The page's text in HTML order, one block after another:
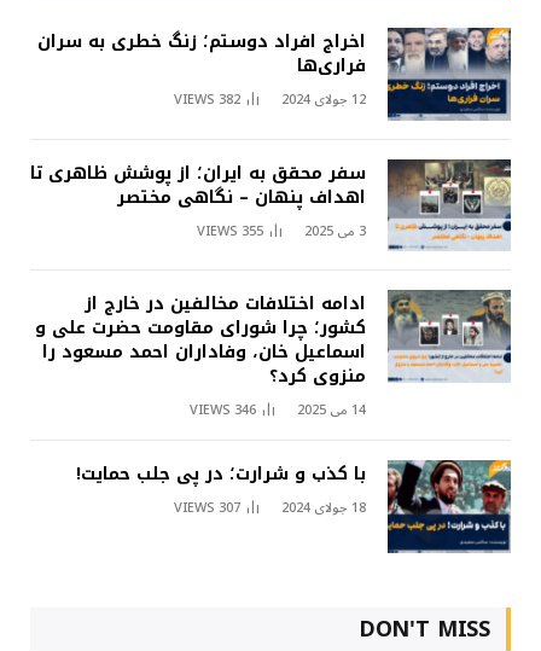
اخراج افراد دوستم؛ زنگ خطری به سران
فراری‌ها
12 جولای 2024 382
VIEWS
سفر محقق به ایران؛ از پوشش ظاهری تا
اهداف پنهان – نگاهی مختصر
3 می 2025 355
VIEWS
ادامه اختلافات مخالفین در خارج از
کشور؛ چرا شورای مقاومت حضرت علی و
اسماعیل خان، وفاداران احمد مسعود را
منزوی کرد؟
14 می 2025 346
VIEWS
با کذب و شرارت؛ در پی جلب حمایت!
18 جولای 2024 307
VIEWS
DON'T MISS